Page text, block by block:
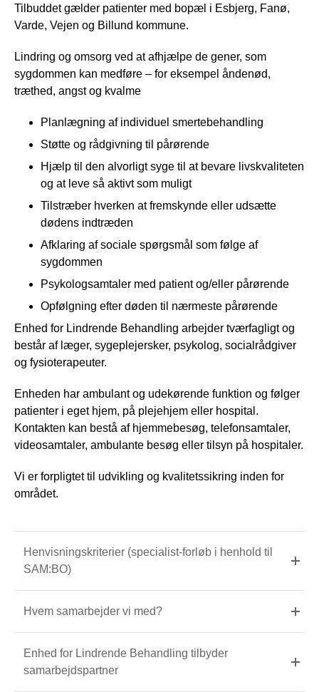
Tilbuddet gælder patienter med bopæl i Esbjerg, Fanø,
Varde, Vejen og Billund kommune.
Lindring og omsorg ved at afhjælpe de gener, som
sygdommen kan medføre – for eksempel åndenød,
træthed, angst og kvalme
Planlægning af individuel smertebehandling
Støtte og rådgivning til pårørende
Hjælp til den alvorligt syge til at bevare livskvaliteten
og at leve så aktivt som muligt
Tilstræber hverken at fremskynde eller udsætte
dødens indtræden
Afklaring af sociale spørgsmål som følge af
sygdommen
Psykologsamtaler med patient og/eller pårørende
Opfølgning efter døden til nærmeste pårørende
Enhed for Lindrende Behandling arbejder tværfagligt og
består af læger, sygeplejersker, psykolog, socialrådgiver
og fysioterapeuter.
Enheden har ambulant og udekørende funktion og følger
patienter i eget hjem, på plejehjem eller hospital.
Kontakten kan bestå af hjemmebesøg, telefonsamtaler,
videosamtaler, ambulante besøg eller tilsyn på hospitaler.
Vi er forpligtet til udvikling og kvalitetssikring inden for
området.
Henvisningskriterier (specialist-forløb i henhold til
SAM:BO)
Hvem samarbejder vi med?
Enhed for Lindrende Behandling tilbyder
samarbejdspartner